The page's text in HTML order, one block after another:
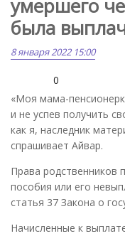
умершего
была
8 января 2022 15:00
0
«Моя мама-
и не успев получить
как я, наследник
спрашивает Айвар.
Права родственников
пособия или его
статья 37 Закона о
Начисленные к